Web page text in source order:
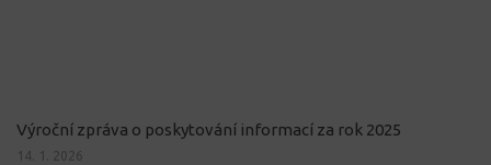
Výroční zpráva o poskytování informací za rok 2025
14. 1. 2026